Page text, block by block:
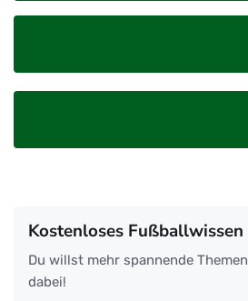
Kostenloses Fußballwissen
Du willst mehr spannende
dabei!